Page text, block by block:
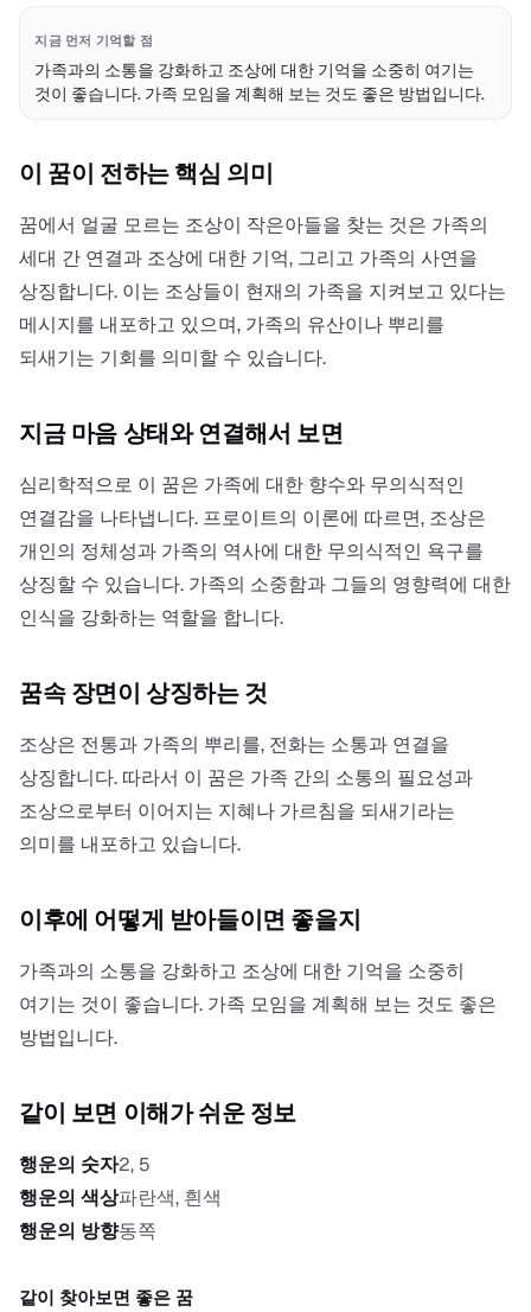
지금 먼저 기억할 점
가족과의 소통을 강화하고 조상에 대한 기억을 소중히 여기는
것이 좋습니다. 가족 모임을 계획해 보는 것도 좋은 방법입니다.
이 꿈이 전하는 핵심 의미
꿈에서 얼굴 모르는 조상이 작은아들을 찾는 것은 가족의
세대 간 연결과 조상에 대한 기억, 그리고 가족의 사연을
상징합니다. 이는 조상들이 현재의 가족을 지켜보고 있다는
메시지를 내포하고 있으며, 가족의 유산이나 뿌리를
되새기는 기회를 의미할 수 있습니다.
지금 마음 상태와 연결해서 보면
심리학적으로 이 꿈은 가족에 대한 향수와 무의식적인
연결감을 나타냅니다. 프로이트의 이론에 따르면, 조상은
개인의 정체성과 가족의 역사에 대한 무의식적인 욕구를
상징할 수 있습니다. 가족의 소중함과 그들의 영향력에 대한
인식을 강화하는 역할을 합니다.
꿈속 장면이 상징하는 것
조상은 전통과 가족의 뿌리를, 전화는 소통과 연결을
상징합니다. 따라서 이 꿈은 가족 간의 소통의 필요성과
조상으로부터 이어지는 지혜나 가르침을 되새기라는
의미를 내포하고 있습니다.
이후에 어떻게 받아들이면 좋을지
가족과의 소통을 강화하고 조상에 대한 기억을 소중히
여기는 것이 좋습니다. 가족 모임을 계획해 보는 것도 좋은
방법입니다.
같이 보면 이해가 쉬운 정보
행운의 숫자2, 5
행운의 색상파란색, 흰색
행운의 방향동쪽
같이 찾아보면 좋은 꿈